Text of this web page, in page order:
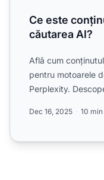
Ce este
căutarea AI?
Află cum
pentru motoarele
Perplexity.
Dec 16, 2025 10